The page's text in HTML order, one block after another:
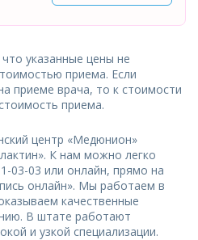
указанные цены не
приема. Если
приеме врача, то к стоимости
приема.
центр «Медюнион»
К нам можно легко
03-03 или онлайн, прямо на
онлайн». Мы работаем в
качественные
В штате работают
и узкой специализации.